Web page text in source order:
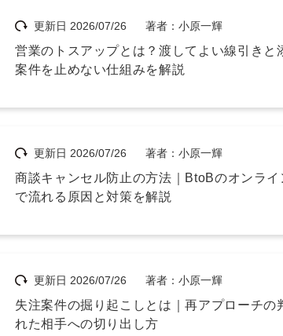
正社員
マーケマネージャー
内部監査室長
募集要項一覧
更新日 2026/07/26 著者：小原一輝
営業のトスアップとは？渡してよい線引きと
案件を止めない仕組みを解説
更新日 2026/07/26 著者：小原一輝
商談キャンセル防止の方法｜BtoBのオンライ
で流れる原因と対策を解説
更新日 2026/07/26 著者：小原一輝
失注案件の掘り起こしとは｜再アプローチの
れた相手への切り出し方